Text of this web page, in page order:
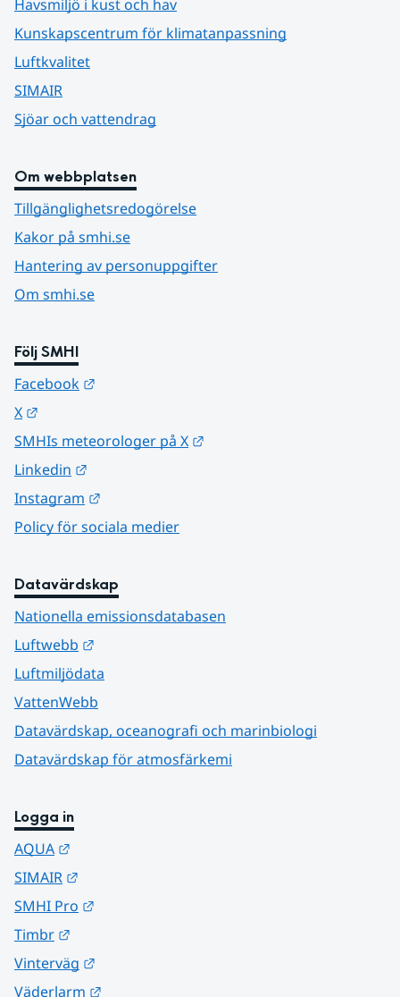
Havsmiljö i kust och hav
Kunskapscentrum för klimatanpassning
Luftkvalitet
SIMAIR
Sjöar och vattendrag
Om webbplatsen
Tillgänglighetsredogörelse
Kakor på smhi.se
Hantering av personuppgifter
Om smhi.se
Följ SMHI
Facebook
X
SMHIs meteorologer på X
Linkedin
Instagram
Policy för sociala medier
Datavärdskap
Nationella emissionsdatabasen
Luftwebb
Luftmiljödata
VattenWebb
Datavärdskap, oceanografi och marinbiologi
Datavärdskap för atmosfärkemi
Logga in
AQUA
SIMAIR
SMHI Pro
Timbr
Vinterväg
Väderlarm